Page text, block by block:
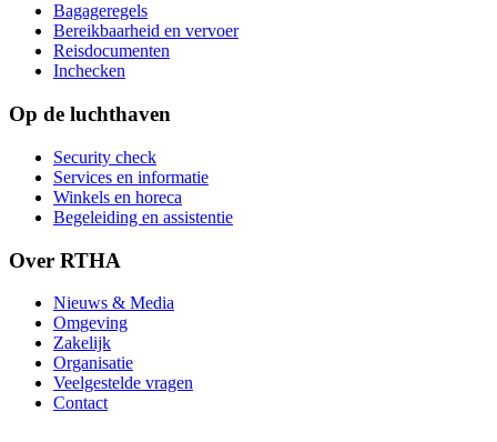
Bagageregels
Bereikbaarheid en vervoer
Reisdocumenten
Inchecken
Op de luchthaven
Security check
Services en informatie
Winkels en horeca
Begeleiding en assistentie
Over RTHA
Nieuws & Media
Omgeving
Zakelijk
Organisatie
Veelgestelde vragen
Contact